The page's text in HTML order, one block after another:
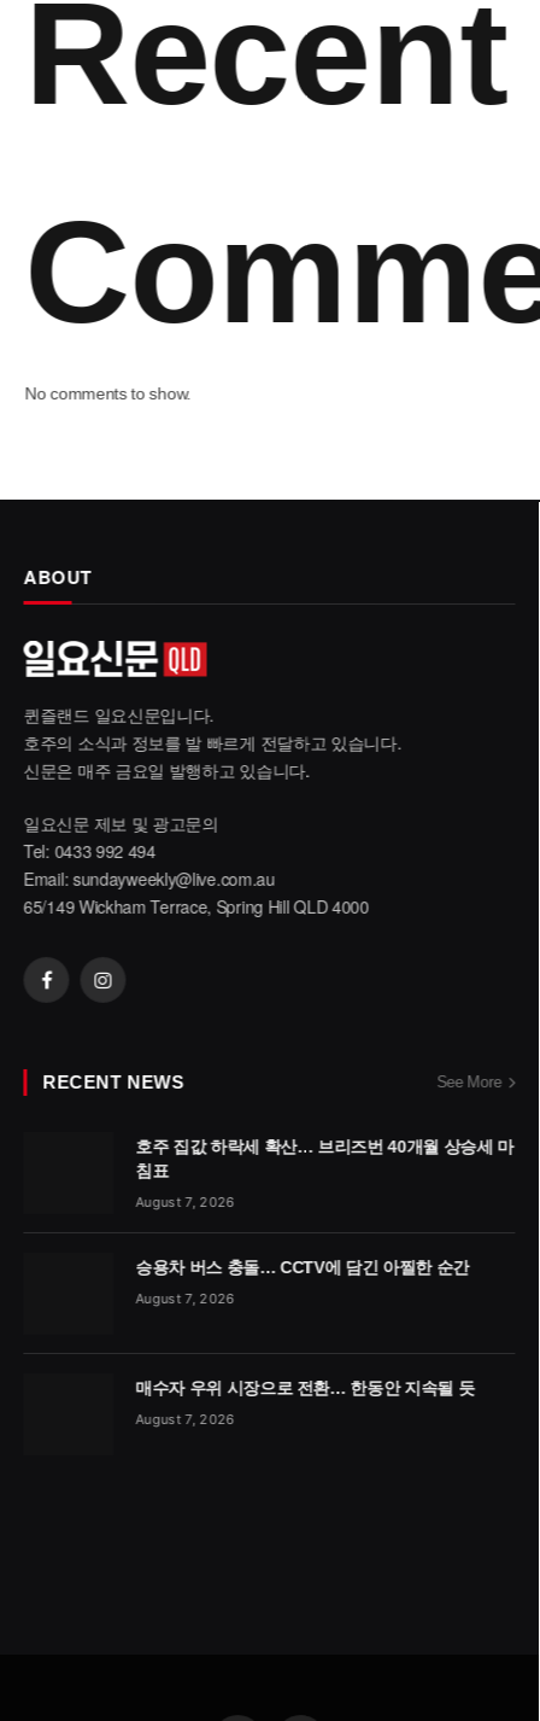
Recent
No comments to show.
ABOUT
퀸즐랜드 일요신문입니다.
호주의 소식과 정보를 발 빠르게 전달하고 있습니다.
신문은 매주 금요일 발행하고 있습니다.
일요신문 제보 및 광고문의
Tel: 0433 992 494
Email:sundayweekly@live.com.au
65/149 Wickham Terrace, Spring Hill QLD 4000
FacebookInstagram
RECENT NEWS See More
호주 집값 하락세 확산… 브리즈번 40개월 상승세 마
침표
August 7, 2026
승용차 버스 충돌… CCTV에 담긴 아찔한 순간
August 7, 2026
매수자 우위 시장으로 전환… 한동안 지속될 듯
August 7, 2026